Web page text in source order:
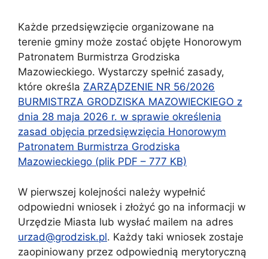
Każde przedsięwzięcie organizowane na
terenie gminy może zostać objęte Honorowym
Patronatem Burmistrza Grodziska
Mazowieckiego. Wystarczy spełnić zasady,
które określa ZARZĄDZENIE NR 56/2026
BURMISTRZA GRODZISKA MAZOWIECKIEGO z
dnia 28 maja 2026 r. w sprawie określenia
zasad objęcia przedsięwzięcia Honorowym
Patronatem Burmistrza Grodziska
Mazowieckiego (plik PDF – 777 KB)
W pierwszej kolejności należy wypełnić
odpowiedni wniosek i złożyć go na informacji w
Urzędzie Miasta lub wysłać mailem na adres
urzad@grodzisk.pl. Każdy taki wniosek zostaje
zaopiniowany przez odpowiednią merytoryczną